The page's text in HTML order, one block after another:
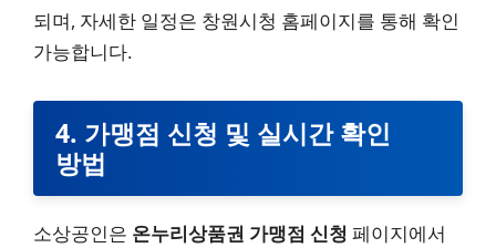
되며, 자세한 일정은 창원시청 홈페이지를 통해 확인
가능합니다.
4. 가맹점 신청 및 실시간 확인
방법
소상공인은 온누리상품권 가맹점 신청 페이지에서